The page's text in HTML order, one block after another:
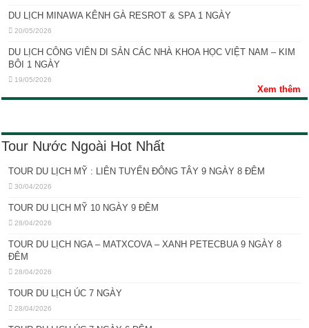
DU LỊCH MINAWA KÊNH GÀ RESROT & SPA 1 NGÀY
20/05/2026
DU LỊCH CÔNG VIÊN DI SẢN CÁC NHÀ KHOA HỌC VIỆT NAM – KIM
BÔI 1 NGÀY
19/05/2026
Xem thêm
Tour Nước Ngoài Hot Nhất
TOUR DU LỊCH MỸ : LIÊN TUYẾN ĐÔNG TÂY 9 NGÀY 8 ĐÊM
30/04/2026
TOUR DU LỊCH MỸ 10 NGÀY 9 ĐÊM
28/04/2026
TOUR DU LỊCH NGA – MATXCOVA – XANH PETECBUA 9 NGÀY 8
ĐÊM
28/04/2026
TOUR DU LỊCH ÚC 7 NGÀY
28/04/2026